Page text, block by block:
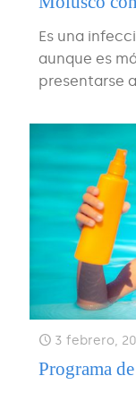
Es una
aunque es
presentarse
3 febrero,
Programa